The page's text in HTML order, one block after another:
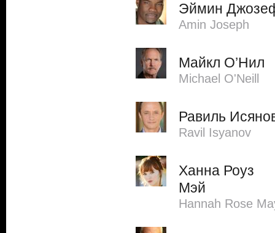
Эймин
Amin Joseph
Майкл О’Нил
Michael O'Neill
Равиль
Ravil Isyanov
Ханна Роуз
Мэй
Hannah Rose